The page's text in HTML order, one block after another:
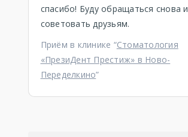
спасибо! Буду обращаться снова и
советовать друзьям.
Приём в клинике “Стоматология
«ПрезиДент Престиж» в Ново-
Переделкино”